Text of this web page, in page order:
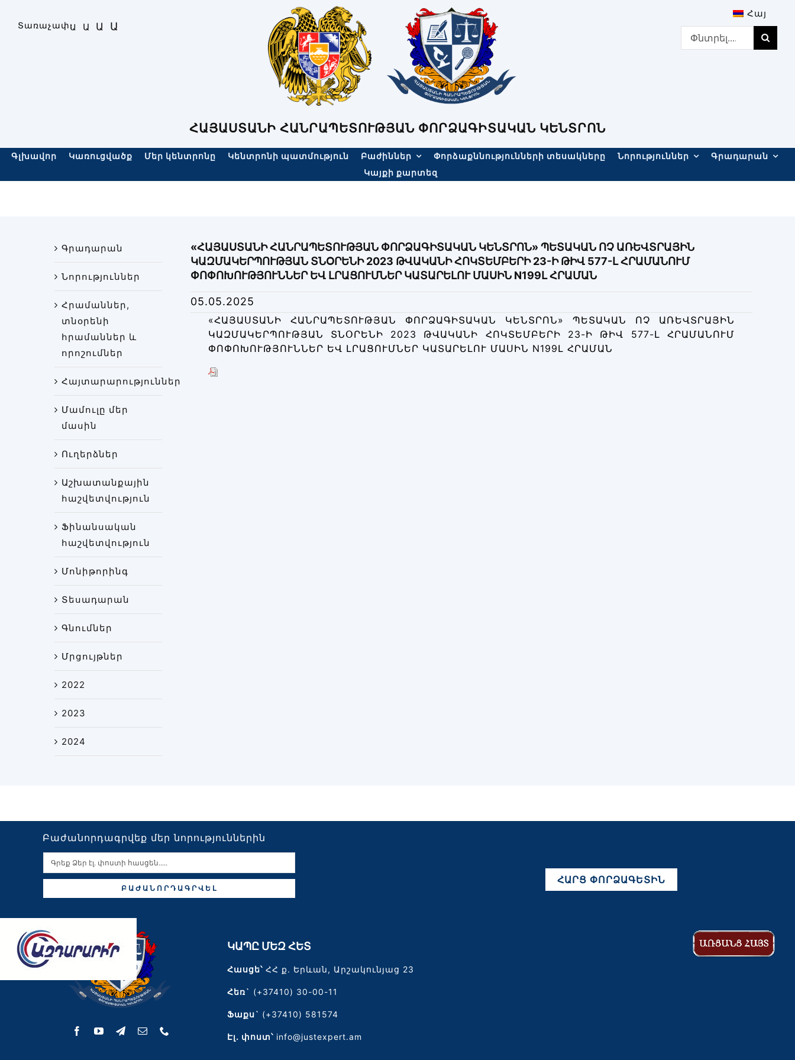
Տառաչափ։Ա Ա Ա Ա
Հայ
Search
for:
ՀԱՅԱՍՏԱՆԻ ՀԱՆՐԱՊԵՏՈՒԹՅԱՆ ՓՈՐՁԱԳԻՏԱԿԱՆ ԿԵՆՏՐՈՆ
Գլխավոր Կառուցվածք Մեր կենտրոնը Կենտրոնի պատմություն Բաժիններ Փորձաքննությունների տեսակները Նորություններ
Գրադարան
Կայքի քարտեզ
Գրադարան
Նորություններ
Հրամաններ,
տնօրենի
հրամաններ և
որոշումներ
Հայտարարություններ
Մամուլը մեր
մասին
Ուղերձներ
Աշխատանքային
հաշվետվություն
Ֆինանսական
հաշվետվություն
Մոնիթորինգ
Տեսադարան
Գնումներ
Մրցույթներ
2022
2023
2024
«ՀԱՅԱՍՏԱՆԻ ՀԱՆՐԱՊԵՏՈՒԹՅԱՆ ՓՈՐՁԱԳԻՏԱԿԱՆ ԿԵՆՏՐՈՆ» ՊԵՏԱԿԱՆ ՈՉ ԱՌԵՎՏՐԱՅԻՆ
ԿԱԶՄԱԿԵՐՊՈՒԹՅԱՆ ՏՆՕՐԵՆԻ 2023 ԹՎԱԿԱՆԻ ՀՈԿՏԵՄԲԵՐԻ 23-Ի ԹԻՎ 577-Լ ՀՐԱՄԱՆՈՒՄ
ՓՈՓՈԽՈՒԹՅՈՒՆՆԵՐ ԵՎ ԼՐԱՑՈՒՄՆԵՐ ԿԱՏԱՐԵԼՈՒ ՄԱՍԻՆ N199Լ ՀՐԱՄԱՆ
05.05.2025
«ՀԱՅԱՍՏԱՆԻ ՀԱՆՐԱՊԵՏՈՒԹՅԱՆ ՓՈՐՁԱԳԻՏԱԿԱՆ ԿԵՆՏՐՈՆ» ՊԵՏԱԿԱՆ ՈՉ ԱՌԵՎՏՐԱՅԻՆ
ԿԱԶՄԱԿԵՐՊՈՒԹՅԱՆ ՏՆՕՐԵՆԻ 2023 ԹՎԱԿԱՆԻ ՀՈԿՏԵՄԲԵՐԻ 23-Ի ԹԻՎ 577-Լ ՀՐԱՄԱՆՈՒՄ
ՓՈՓՈԽՈՒԹՅՈՒՆՆԵՐ ԵՎ ԼՐԱՑՈՒՄՆԵՐ ԿԱՏԱՐԵԼՈՒ ՄԱՍԻՆ N199Լ ՀՐԱՄԱՆ
Բաժանորդագրվեք մեր նորություններին
ՀԱՐՑ ՓՈՐՁԱԳԵՏԻՆ
ԲԱԺԱՆՈՐԴԱԳՐՎԵԼ
ԿԱՊԸ ՄԵԶ ՀԵՏ
Հասցե՝ՀՀ ք. Երևան, Արշակունյաց 23
Հեռ` (+37410) 30-00-11
Ֆաքս` (+37410) 581574
Էլ․ փոստ՝ info@justexpert.am